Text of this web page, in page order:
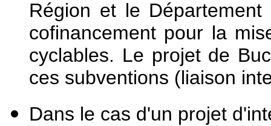
Région et le
cofinancement pour la
cyclables. Le projet de
ces subventions (liaison
Dans le cas d'un projet